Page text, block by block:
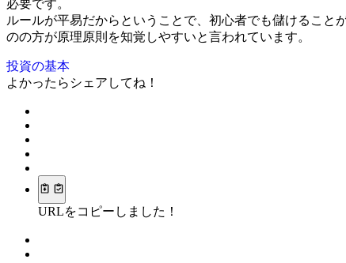
必要です。
ルールが平易だからということで、初心者でも儲けるこ
のの方が原理原則を知覚しやすいと言われています。
投資の基本
よかったらシェアしてね！
URLをコピーしました！